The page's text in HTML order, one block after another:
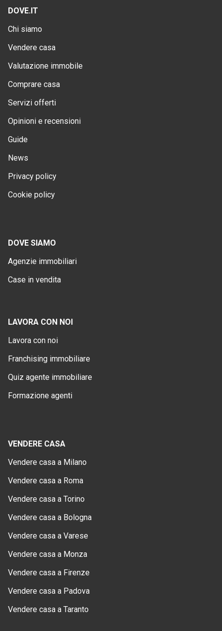
DOVE.IT
Chi siamo
Vendere casa
Valutazione immobile
Comprare casa
Servizi offerti
Opinioni e recensioni
Guide
News
Privacy policy
Cookie policy
DOVE SIAMO
Agenzie immobiliari
Case in vendita
LAVORA CON NOI
Lavora con noi
Franchising immobiliare
Quiz agente immobiliare
Formazione agenti
VENDERE CASA
Vendere casa a Milano
Vendere casa a Roma
Vendere casa a Torino
Vendere casa a Bologna
Vendere casa a Varese
Vendere casa a Monza
Vendere casa a Firenze
Vendere casa a Padova
Vendere casa a Taranto